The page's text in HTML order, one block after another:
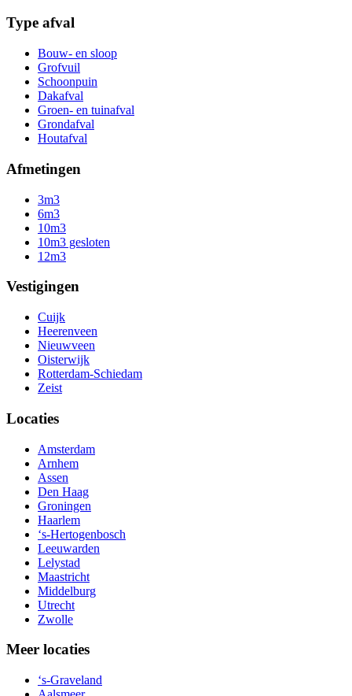
Type afval
Bouw- en sloop
Grofvuil
Schoonpuin
Dakafval
Groen- en tuinafval
Grondafval
Houtafval
Afmetingen
3m3
6m3
10m3
10m3 gesloten
12m3
Vestigingen
Cuijk
Heerenveen
Nieuwveen
Oisterwijk
Rotterdam-Schiedam
Zeist
Locaties
Amsterdam
Arnhem
Assen
Den Haag
Groningen
Haarlem
‘s-Hertogenbosch
Leeuwarden
Lelystad
Maastricht
Middelburg
Utrecht
Zwolle
Meer locaties
‘s-Graveland